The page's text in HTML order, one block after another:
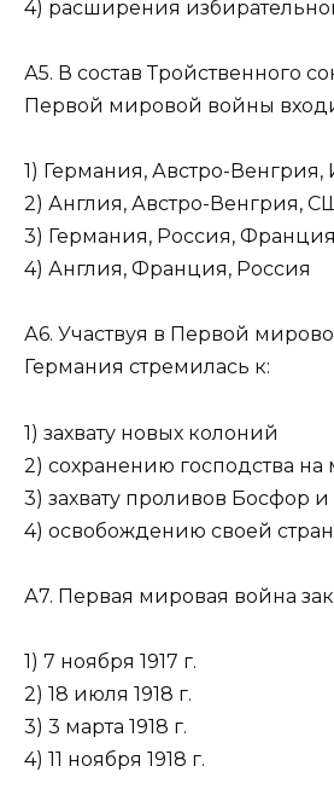
4) расширения
А5. В состав Тройственного
Первой ми­ровой войны
1) Германия, Австро-Венгрия,
2) Англия, Австро-Венгрия,
3) Германия, Россия, Франция
4) Англия, Франция, Россия
А6. Участвуя в Первой
Германия стре­милась к:
1) захвату новых колоний
2) сохранению господства на
3) захвату проливов Босфор
4) освобождению своей
А7. Первая мировая война
1) 7 ноября 1917 г.
2) 18 июля 1918 г.
3) 3 марта 1918 г.
4) 11 ноября 1918 г.